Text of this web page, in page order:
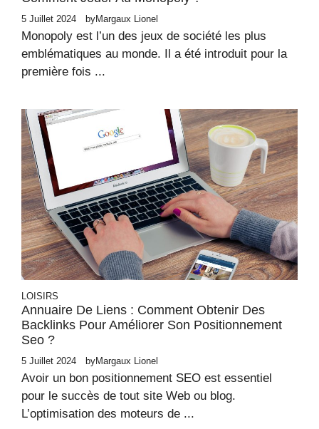
5 Juillet 2024 byMargaux Lionel
Monopoly est l’un des jeux de société les plus
emblématiques au monde. Il a été introduit pour la
première fois ...
LOISIRS
Annuaire De Liens : Comment Obtenir Des
Backlinks Pour Améliorer Son Positionnement
Seo ?
5 Juillet 2024 byMargaux Lionel
Avoir un bon positionnement SEO est essentiel
pour le succès de tout site Web ou blog.
L’optimisation des moteurs de ...